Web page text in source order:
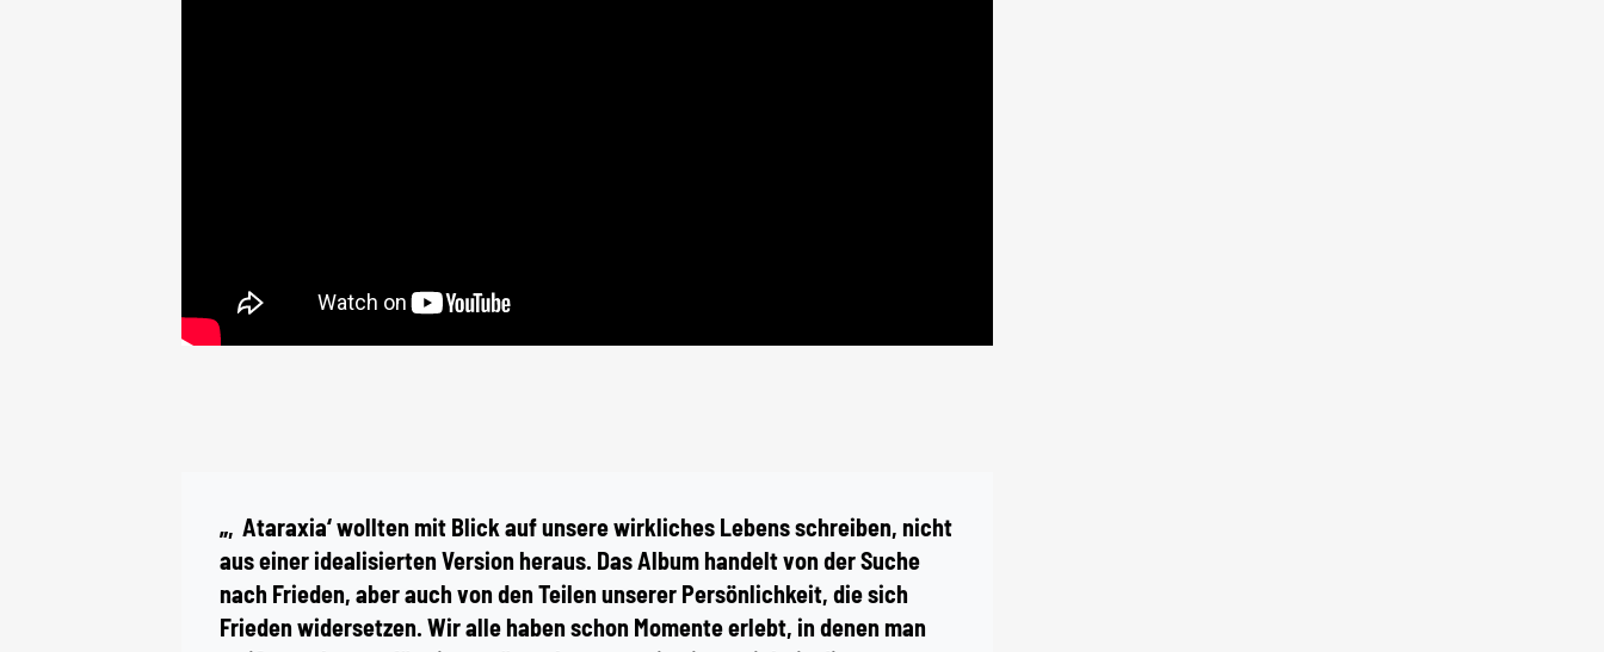
„‚Ataraxia‘ wollten mit Blick auf unsere wirkliches Lebens schreiben, nicht
aus einer idealisierten Version heraus. Das Album handelt von der Suche
nach Frieden, aber auch von den Teilen unserer Persönlichkeit, die sich
Frieden widersetzen. Wir alle haben schon Momente erlebt, in denen man